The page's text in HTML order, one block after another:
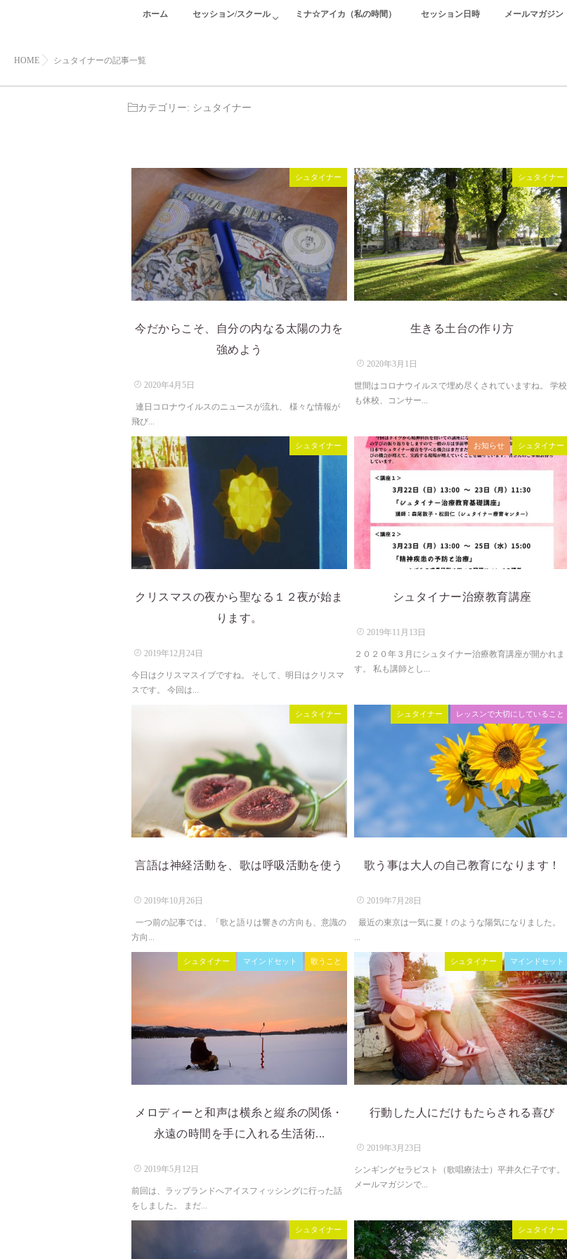
ホーム セッション/スクール ミナ☆アイカ（私の時間） セッション日時 メールマガジン
HOME シュタイナーの記事一覧
カテゴリー: シュタイナー
シュタイナー
今だからこそ、自分の内なる太陽の力を
強めよう
2020年4月5日
連日コロナウイルスのニュースが流れ、 様々な情報が
飛び...
シュタイナー
生きる土台の作り方
2020年3月1日
世間はコロナウイルスで埋め尽くされていますね。 学校
も休校、コンサー...
シュタイナー
クリスマスの夜から聖なる１２夜が始ま
ります。
2019年12月24日
今日はクリスマスイブですね。 そして、明日はクリスマ
スです。 今回は...
お知らせ シュタイナー
シュタイナー治療教育講座
2019年11月13日
２０２０年３月にシュタイナー治療教育講座が開かれま
す。 私も講師とし...
シュタイナー
言語は神経活動を、歌は呼吸活動を使う
2019年10月26日
一つ前の記事では、「歌と語りは響きの方向も、意識の
方向...
シュタイナー レッスンで大切にしていること
歌う事は大人の自己教育になります！
2019年7月28日
最近の東京は一気に夏！のような陽気になりました。
...
シュタイナー マインドセット 歌うこと
メロディーと和声は横糸と縦糸の関係・
永遠の時間を手に入れる生活術...
2019年5月12日
前回は、ラップランドへアイスフィッシングに行った話
をしました。 まだ...
シュタイナー マインドセット
行動した人にだけもたらされる喜び
2019年3月23日
シンギングセラピスト（歌唱療法士）平井久仁子です。
メールマガジンで...
シュタイナー シュタイナー